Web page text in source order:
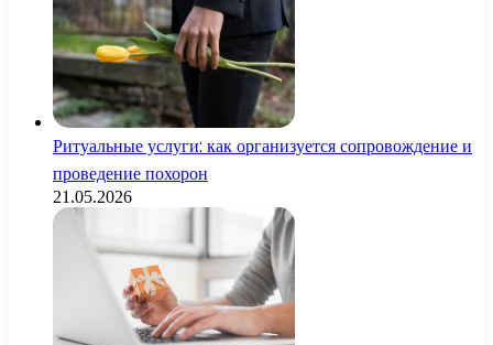
Ритуальные услуги: как организуется сопровождение и
проведение похорон
21.05.2026